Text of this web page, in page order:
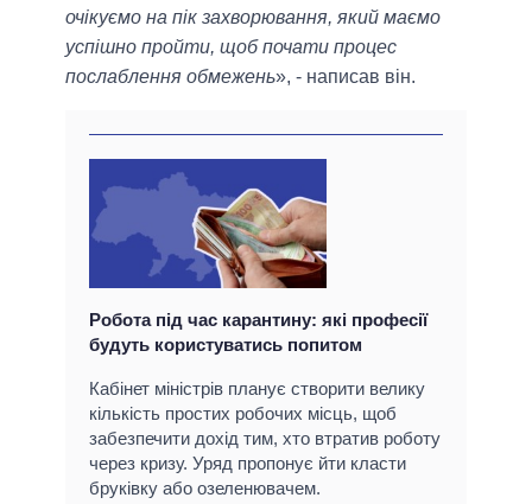
очікуємо на пік захворювання, який маємо
успішно пройти, щоб почати процес
послаблення обмежень», - написав він.
Робота під час карантину: які професії
будуть користуватись попитом
Кабінет міністрів планує створити велику
кількість простих робочих місць, щоб
забезпечити дохід тим, хто втратив роботу
через кризу. Уряд пропонує йти класти
бруківку або озеленювачем.